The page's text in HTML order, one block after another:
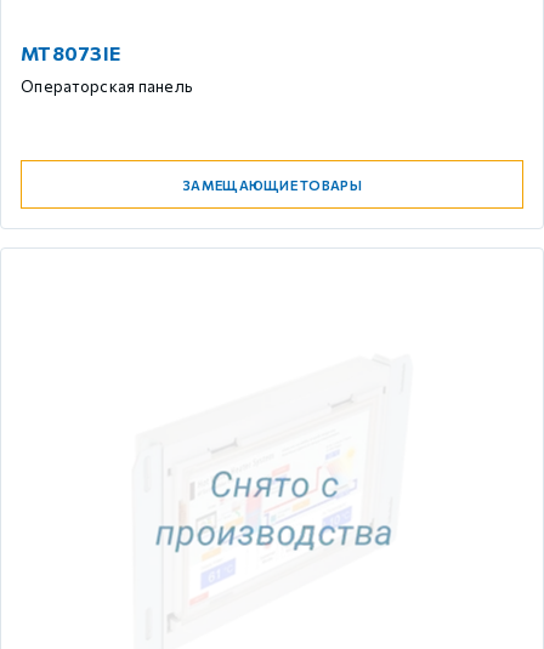
MT8073IE
Операторская панель
ЗАМЕЩАЮЩИЕ ТОВАРЫ